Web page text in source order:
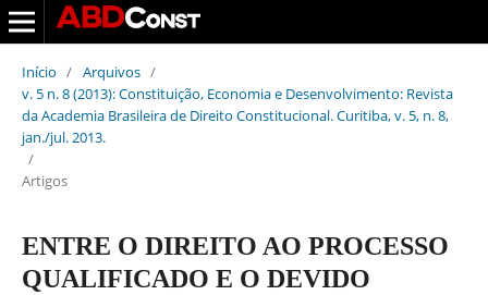
Início / Arquivos /
v. 5 n. 8 (2013): Constituição, Economia e Desenvolvimento: Revista
da Academia Brasileira de Direito Constitucional. Curitiba, v. 5, n. 8,
jan./jul. 2013.
/
Artigos
ENTRE O DIREITO AO PROCESSO
QUALIFICADO E O DEVIDO